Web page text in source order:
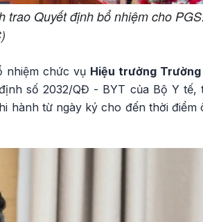
Quyết định bổ nhiệm cho
nhiệm chức vụ Hiệu trưởng Trường
số 2032/QĐ - BYT của Bộ Y tế,
hành từ ngày ký cho đến thời điểm